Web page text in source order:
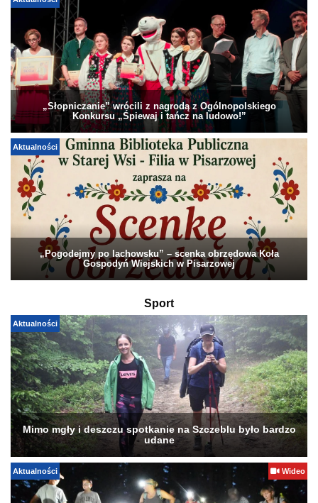
„Słopniczanie” wrócili z nagrodą z Ogólnopolskiego
Konkursu „Śpiewaj i tańcz na ludowo!”
Aktualności
„Pogodejmy po lachowsku” – scenka obrzędowa Koła
Gospodyń Wiejskich w Pisarzowej
Sport
Aktualności
Mimo mgły i deszczu spotkanie na Szczeblu było bardzo
udane
Aktualności Wideo